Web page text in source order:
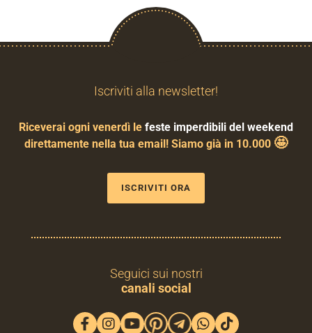
Iscriviti alla newsletter!
Riceverai ogni venerdì le feste imperdibili del weekend
direttamente nella tua email! Siamo già in 10.000 🤩
ISCRIVITI ORA
Seguici sui nostri
canali social